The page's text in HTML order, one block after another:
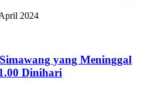
2024
yang Meninggal
Dinihari